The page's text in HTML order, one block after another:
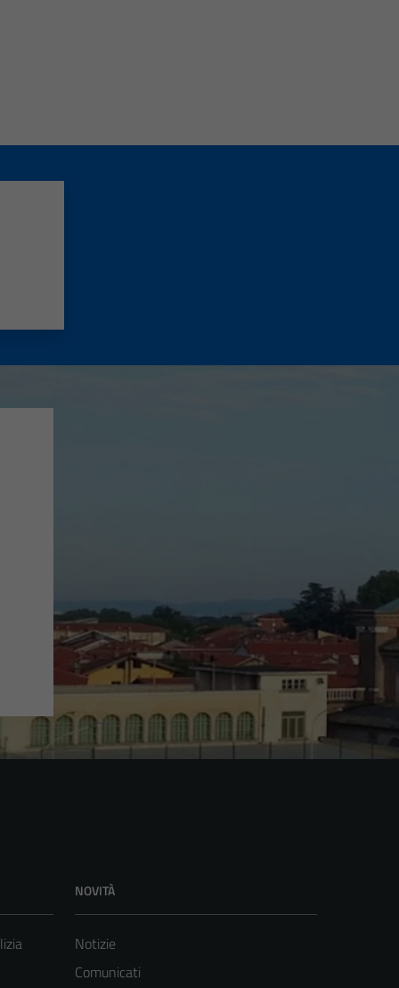
NOVITÀ
Notizie
Comunicati